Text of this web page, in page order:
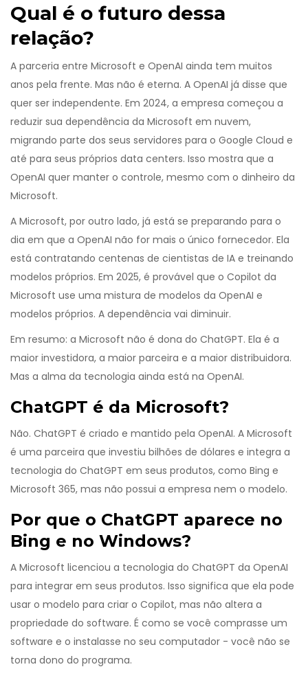
Qual é o futuro dessa
relação?
A parceria entre Microsoft e OpenAI ainda tem muitos
anos pela frente. Mas não é eterna. A OpenAI já disse que
quer ser independente. Em 2024, a empresa começou a
reduzir sua dependência da Microsoft em nuvem,
migrando parte dos seus servidores para o Google Cloud e
até para seus próprios data centers. Isso mostra que a
OpenAI quer manter o controle, mesmo com o dinheiro da
Microsoft.
A Microsoft, por outro lado, já está se preparando para o
dia em que a OpenAI não for mais o único fornecedor. Ela
está contratando centenas de cientistas de IA e treinando
modelos próprios. Em 2025, é provável que o Copilot da
Microsoft use uma mistura de modelos da OpenAI e
modelos próprios. A dependência vai diminuir.
Em resumo: a Microsoft não é dona do ChatGPT. Ela é a
maior investidora, a maior parceira e a maior distribuidora.
Mas a alma da tecnologia ainda está na OpenAI.
ChatGPT é da Microsoft?
Não. ChatGPT é criado e mantido pela OpenAI. A Microsoft
é uma parceira que investiu bilhões de dólares e integra a
tecnologia do ChatGPT em seus produtos, como Bing e
Microsoft 365, mas não possui a empresa nem o modelo.
Por que o ChatGPT aparece no
Bing e no Windows?
A Microsoft licenciou a tecnologia do ChatGPT da OpenAI
para integrar em seus produtos. Isso significa que ela pode
usar o modelo para criar o Copilot, mas não altera a
propriedade do software. É como se você comprasse um
software e o instalasse no seu computador - você não se
torna dono do programa.